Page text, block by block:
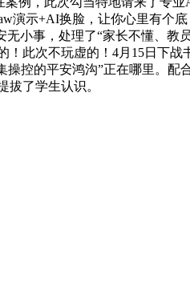
演示+AI换脸，让你心里有个
小事，处理了“家长不懂、
此次不玩虚的！4月15日下
控的平安鸿沟”正在哪里。
了学生认识。